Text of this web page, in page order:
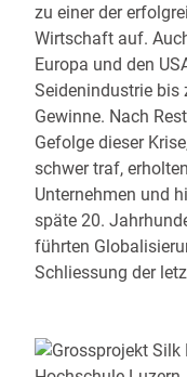
zu einer der
Wirtschaft auf.
Europa und den
Seidenindustrie bis
Gewinne. Nach
Gefolge dieser
schwer traf,
Unternehmen und
späte 20.
führten
Schliessung der